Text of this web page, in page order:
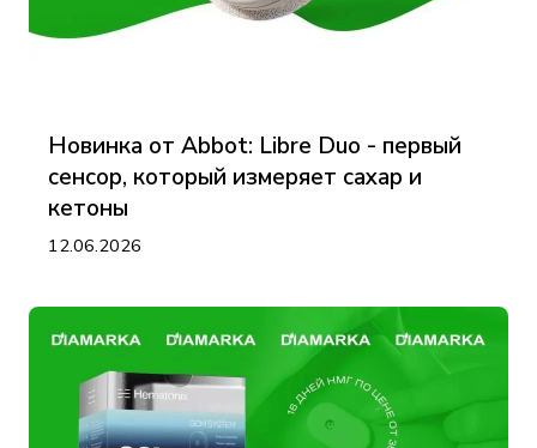
Новинка от Abbot: Libre Duo - первый
сенсор, который измеряет сахар и
кетоны
12.06.2026